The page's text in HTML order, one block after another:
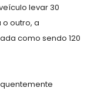
levar 30
outro, a
como sendo 120